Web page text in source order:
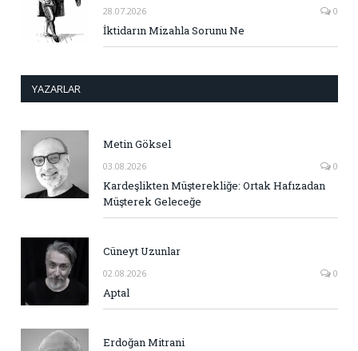
28.07.2026 0
İktidarın Mizahla Sorunu Ne
YAZARLAR
Metin Göksel
03.08.2026 0
Kardeşlikten Müşterekliğe: Ortak Hafızadan
Müşterek Geleceğe
Cüneyt Uzunlar
02.08.2026 0
Aptal
Erdoğan Mitrani